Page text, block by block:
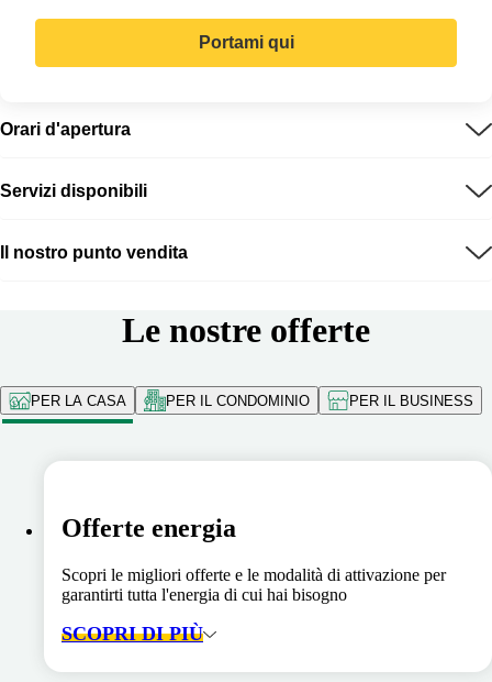
Portami qui
Orari d'apertura
Servizi disponibili
Il nostro punto vendita
Le nostre offerte
PER LA CASA PER IL CONDOMINIO PER IL BUSINESS
Offerte energia
Scopri le migliori offerte e le modalità di attivazione per
garantirti tutta l'energia di cui hai bisogno
SCOPRI DI PIÙ